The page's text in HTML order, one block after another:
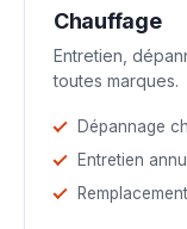
Chauffage
Entretien,
toutes marques.
Dépannage
Entretien